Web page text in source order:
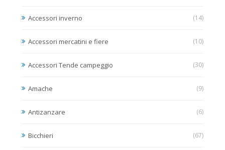
Accessori inverno (14)
Accessori mercatini e fiere (10)
Accessori Tende campeggio (30)
Amache (9)
Antizanzare (6)
Bicchieri (67)